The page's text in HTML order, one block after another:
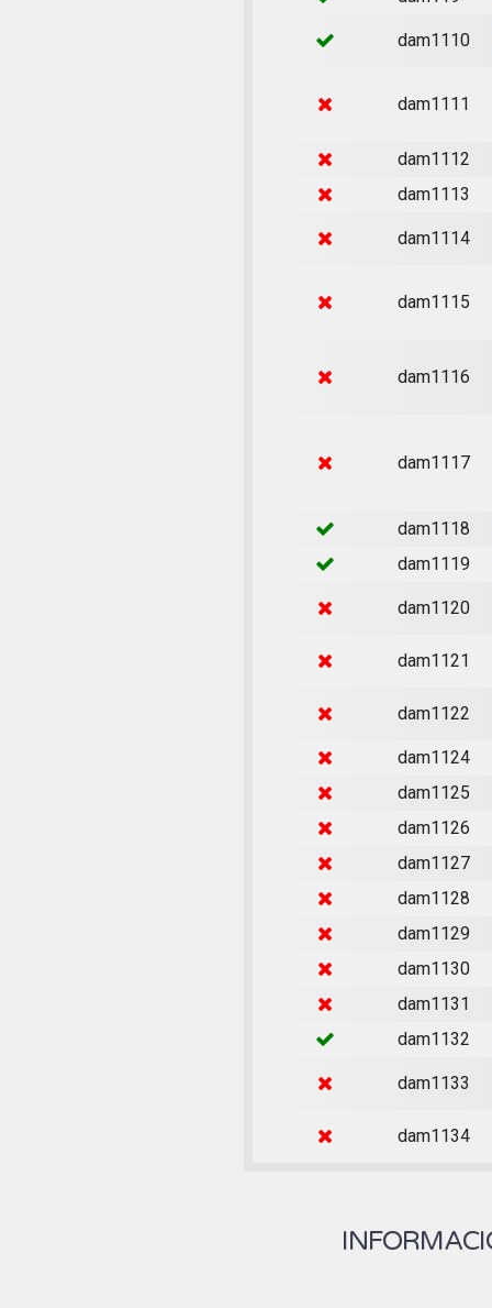
dam1110
dam1111
dam1112
dam1113
dam1114
dam1115
dam1116
dam1117
dam1118
dam1119
dam1120
dam1121
dam1122
dam1124
dam1125
dam1126
dam1127
dam1128
dam1129
dam1130
dam1131
dam1132
dam1133
dam1134